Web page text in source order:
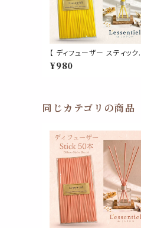
【 ディフューザー スティック
シトラス イエロー 50本 黄 リ
ード 超 拡散 特殊 ファイバー
舗 美容 水 夏
¥980
同じカテゴリの商品